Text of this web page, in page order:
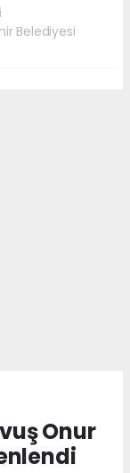
Belediyesi
Onur